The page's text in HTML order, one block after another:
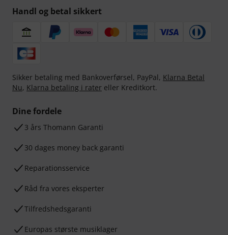
Handl og betal sikkert
Sikker betaling med Bankoverførsel, PayPal, Klarna Betal
Nu, Klarna betaling i rater eller Kreditkort.
Dine fordele
3 års Thomann Garanti
30 dages money back garanti
Reparationsservice
Råd fra vores eksperter
Tilfredshedsgaranti
Europas største musiklager